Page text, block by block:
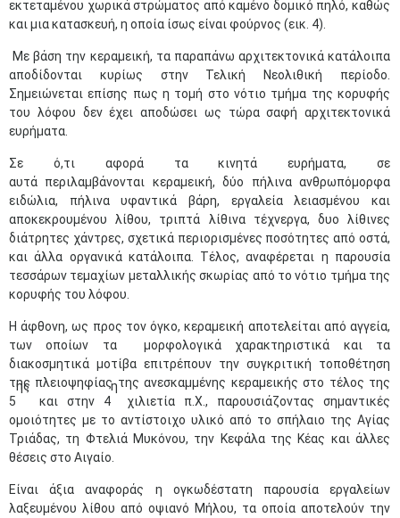
εκτεταμένου χωρικά στρώματος από καμένο δομικό πηλό, καθώς
και μια κατασκευή, η οποία ίσως είναι φούρνος (εικ. 4).
Με βάση την κεραμεική, τα παραπάνω αρχιτεκτονικά κατάλοιπα
αποδίδονται κυρίως στην Τελική Νεολιθική περίοδο.
Σημειώνεται επίσης πως η τομή στο νότιο τμήμα της κορυφής
του λόφου δεν έχει αποδώσει ως τώρα σαφή αρχιτεκτονικά
ευρήματα.
Σε ό,τι αφορά τα κινητά ευρήματα, σε
αυτά περιλαμβάνονται κεραμεική, δύο πήλινα ανθρωπόμορφα
ειδώλια, πήλινα υφαντικά βάρη, εργαλεία λειασμένου και
αποκεκρουμένου λίθου, τριπτά λίθινα τέχνεργα, δυο λίθινες
διάτρητες χάντρες, σχετικά περιορισμένες ποσότητες από οστά,
και άλλα οργανικά κατάλοιπα. Τέλος, αναφέρεται η παρουσία
τεσσάρων τεμαχίων μεταλλικής σκωρίας από το νότιο τμήμα της
κορυφής του λόφου.
Η άφθονη, ως προς τον όγκο, κεραμεική αποτελείται από αγγεία,
των οποίων τα μορφολογικά χαρακτηριστικά και τα
διακοσμητικά μοτίβα επιτρέπουν την συγκριτική τοποθέτηση
της πλειοψηφίας της ανεσκαμμένης κεραμεικής στο τέλος της
5
ης
και στην 4
η
χιλιετία π.Χ., παρουσιάζοντας σημαντικές
ομοιότητες με το αντίστοιχο υλικό από το σπήλαιο της Αγίας
Τριάδας, τη Φτελιά Μυκόνου, την Κεφάλα της Κέας και άλλες
θέσεις στο Αιγαίο.
Είναι άξια αναφοράς η ογκωδέστατη παρουσία εργαλείων
λαξευμένου λίθου από οψιανό Μήλου, τα οποία αποτελούν την